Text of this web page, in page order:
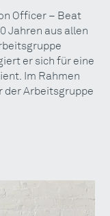
Officer – Beat
Jahren aus allen
er sich für eine
Im Rahmen
der Arbeitsgruppe